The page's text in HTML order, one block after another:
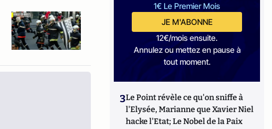
1€ Le Premier Mois
JE M'ABONNE
12€/mois ensuite.
Annulez ou mettez en pause à
tout moment.
3Le Point révèle ce qu'on sniffe à
l'Elysée, Marianne que Xavier Niel
hacke l'Etat; Le Nobel de la Paix